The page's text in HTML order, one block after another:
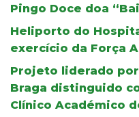
Pingo Doce doa
Heliporto do
exercício da Força
Projeto liderado por
Braga distinguido
Clínico Académico